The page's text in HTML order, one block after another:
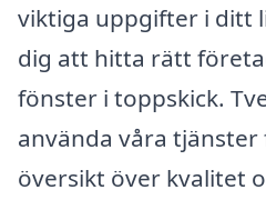
viktiga uppgifter i ditt
dig att hitta rätt
fönster i toppskick.
använda våra
översikt över kvalitet